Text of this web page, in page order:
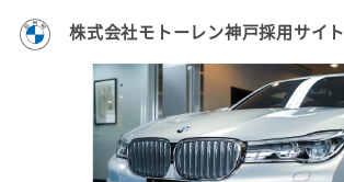
株式会社モトーレン神戸採用サイト